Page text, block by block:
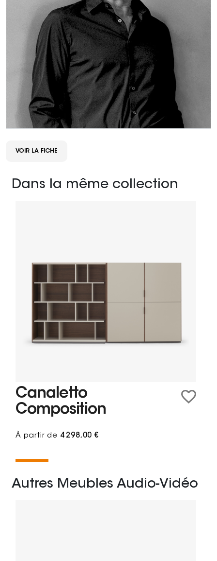
VOIR LA FICHE
Dans la même collection
Canaletto
Composition
À partir de 4 298,00 €
Autres Meubles Audio-Vidéo